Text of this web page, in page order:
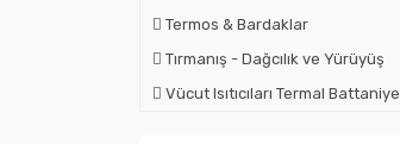
Termos & Bardaklar
Tırmanış - Dağcılık ve Yürüyüş
Vücut Isıtıcıları Termal Battaniye